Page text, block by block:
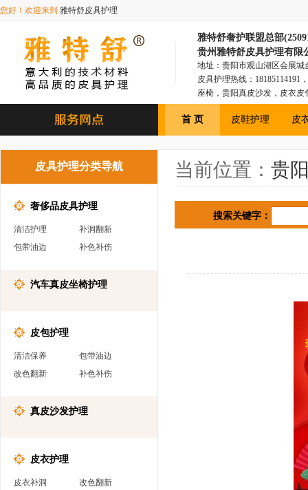
您好！欢迎来到 雅特舒皮具护理
雅特舒奢护联盟总部
贵州雅特舒皮具护理有限
地址：贵阳市观山湖区会展城
皮具护理热线：18185114191
座椅，贵阳真皮沙发，皮衣
具，贵阳皮衣皮包，贵阳汽
首 页 皮鞋护理 皮
皮具护理分类导航
奢侈品皮具护理
清洁护理
补洞翻新
包带油边
补色补伤
汽车真皮坐椅护理
皮包护理
清洁保养
包带油边
改色翻新
补色补伤
真皮沙发护理
皮衣护理
皮衣补洞
改色翻新
当前位置： 贵
搜索关键字：